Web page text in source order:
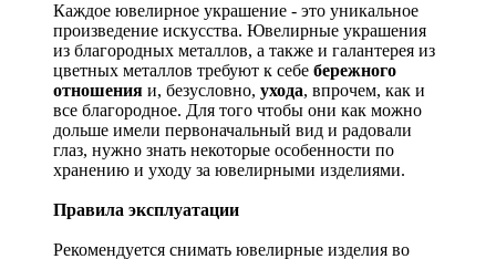
Каждое ювелирное украшение - это уникальное
произведение искусства. Ювелирные украшения
из благородных металлов, а также и галантерея из
цветных металлов требуют к себе бережного
отношения и, безусловно, ухода, впрочем, как и
все благородное. Для того чтобы они как можно
дольше имели первоначальный вид и радовали
глаз, нужно знать некоторые особенности по
хранению и уходу за ювелирными изделиями.
Правила эксплуатации
Рекомендуется снимать ювелирные изделия во